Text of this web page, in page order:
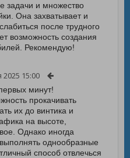
задачи и множество
Она захватывает и
после трудного
возможность создания
Рекомендую!
2025 15:00
минут!
прокачивать
их до винтика и
на высоте,
Однако иногда
однообразные
способ отвлечься